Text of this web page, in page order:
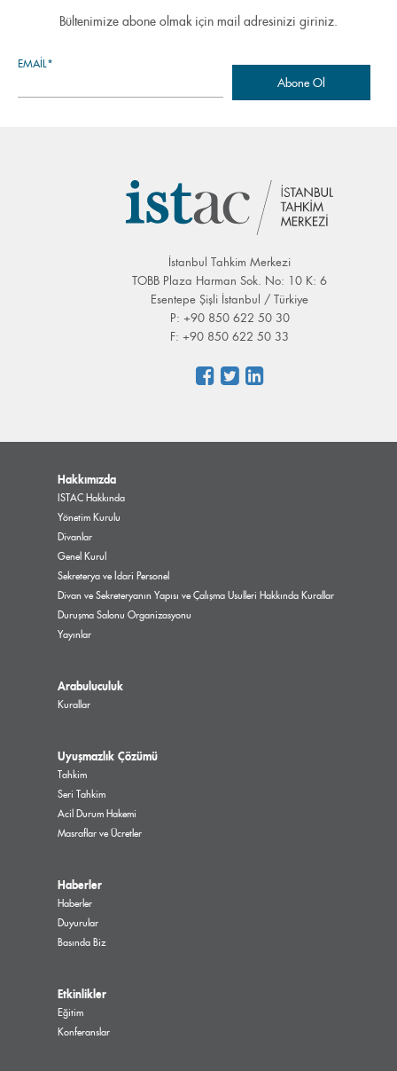
Bültenimize abone olmak için mail adresinizi giriniz.
EMAIL*
İstanbul Tahkim Merkezi
TOBB Plaza Harman Sok. No: 10 K: 6
Esentepe Şişli İstanbul / Türkiye
P: +90 850 622 50 30
F: +90 850 622 50 33
Hakkımızda
ISTAC Hakkında
Yönetim Kurulu
Divanlar
Genel Kurul
Sekreterya ve İdari Personel
Divan ve Sekreteryanın Yapısı ve Çalışma Usulleri Hakkında Kurallar
Duruşma Salonu Organizasyonu
Yayınlar
Arabuluculuk
Kurallar
Uyuşmazlık Çözümü
Tahkim
Seri Tahkim
Acil Durum Hakemi
Masraflar ve Ücretler
Haberler
Haberler
Duyurular
Basında Biz
Etkinlikler
Eğitim
Konferanslar